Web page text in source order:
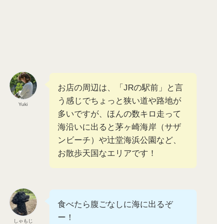
Yuki
お店の周辺は、「JRの駅前」と言
う感じでちょっと狭い道や路地が
多いですが、ほんの数キロ走って
海沿いに出ると茅ヶ崎海岸（サザ
ンビーチ）や辻堂海浜公園など、
お散歩天国なエリアです！
しゃもじ
食べたら腹ごなしに海に出るぞ
ー！